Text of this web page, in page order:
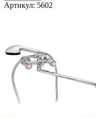
Артикул: 5602